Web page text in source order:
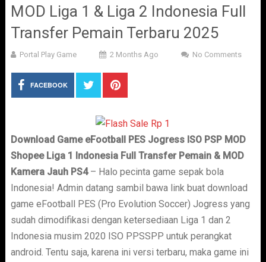
MOD Liga 1 & Liga 2 Indonesia Full
Transfer Pemain Terbaru 2025
Portal Play Game 2 Months Ago No Comments
FACEBOOK
Download Game eFootball PES Jogress ISO PSP MOD
Shopee Liga 1 Indonesia Full Transfer Pemain & MOD
Kamera Jauh PS4– Halo pecinta game sepak bola
Indonesia! Admin datang sambil bawa link buat download
game eFootball PES (Pro Evolution Soccer) Jogress yang
sudah dimodifikasi dengan ketersediaan Liga 1 dan 2
Indonesia musim 2020 ISO PPSSPP untuk perangkat
android. Tentu saja, karena ini versi terbaru, maka game ini